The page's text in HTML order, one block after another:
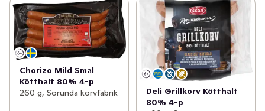
Chorizo Mild Smal
Kötthalt 80% 4-p
260 g, Sorunda korvfabrik
Deli Grillkorv Kötthalt
80% 4-p